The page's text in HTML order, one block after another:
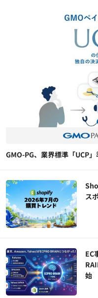
GMO-PG、業界標準「UCP
ス
EC
始